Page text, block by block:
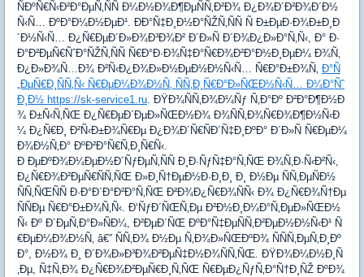
ÑÐºÑ€Ñ‹Ð²Ð°ÐµÑ‚ÑÑ Ð¼Ð½Ð¾Ð¶ÐµÑÑ‚Ð²Ð¾ Ð¿Ð¾Ð´Ð²Ð¾Ð´Ð½
Ñ‹Ñ… ÐºÐ°Ð¼Ð½ÐµÐ¹. ÐÐ°Ñ‡Ð¸Ð½Ð°ÑŽÑ‚ÑÑ Ñ Ð±ÐµÐ·Ð¾Ð±Ð¸Ð
´Ð½Ñ‹Ñ… Ð¿Ñ€ÐµÐ´Ð»Ð¾Ð³Ð¾Ð² Ð´Ð»Ñ Ð´Ð¾Ð¿Ð»Ð°Ñ‚Ñ‹, Ð° Ð·
Ð°Ð²ÐµÑ€ÑˆÐ°ÑŽÑ‚ÑÑ Ñ€Ð°Ð·Ð¾Ñ‡Ð°Ñ€Ð¾Ð²Ð°Ð½Ð¸ÐµÐ¼ Ð¾Ñ‚
Ð¿Ð»Ð¾Ñ…Ð¾ Ð²Ñ‹Ð¿Ð¾Ð»Ð½ÐµÐ½Ð½Ñ‹Ñ… Ñ€Ð°Ð±Ð¾Ñ‚ Ð°Ñ
„ÐµÑ€Ð¸ÑÑ‚Ñ‹ Ñ€ÐµÐ¼Ð¾Ð½Ñ‚ ÑÑ‚Ð¸Ñ€Ð°Ð»ÑŒÐ½Ñ‹Ñ… Ð¼Ð°Ñˆ
Ð¸Ð½ https://sk-service1.ru. ÐŸÐ¾ÑÑ‚Ð¾Ð¼Ñƒ Ñ‚Ð°Ðº Ð²Ð°Ð¶Ð½Ð
¾ Ð±Ñ‹Ñ‚ÑŒ Ð¿Ñ€ÐµÐ´ÐµÐ»ÑŒÐ½Ð¾ Ð¾ÑÑ‚Ð¾Ñ€Ð¾Ð¶Ð½Ñ‹Ð
¼ Ð¿Ñ€Ð¸ Ð²Ñ‹Ð±Ð¾Ñ€Ðµ Ð¿Ð¾Ð´Ñ€ÑÐ´Ñ‡Ð¸ÐºÐ° Ð´Ð»Ñ Ñ€ÐµÐ¼
Ð¾Ð½Ñ‚Ð° ÐºÐ²Ð°Ñ€Ñ‚Ð¸Ñ€Ñ‹.
Ð ÐµÐºÐ¾Ð¼ÐµÐ½Ð´ÑƒÐµÑ‚ÑÑ Ð¸Ð·ÑƒÑ‡Ð°Ñ‚ÑŒ Ð¾Ñ‚Ð·Ñ‹Ð²Ñ‹,
Ð¿Ñ€Ð¾Ð²ÐµÑ€ÑÑ‚ÑŒ Ð»Ð¸Ñ†ÐµÐ½Ð·Ð¸Ð¸ Ð¸ Ð½Ðµ ÑÑ‚ÐµÑÐ½
ÑÑ‚ÑŒÑÑ Ð·Ð°Ð´Ð°Ð²Ð°Ñ‚ÑŒ Ð²Ð¾Ð¿Ñ€Ð¾ÑÑ‹ Ð¾ Ð¿Ñ€Ð¾Ñ†Ðµ
ÑÑÐµ Ñ€Ð°Ð±Ð¾Ñ‚Ñ‹. Ð‘ÑƒÐ´ÑŒÑ‚Ðµ Ð²Ð½Ð¸Ð¼Ð°Ñ‚ÐµÐ»ÑŒÐ½
Ñ‹ Ðº Ð´ÐµÑ‚Ð°Ð»ÑÐ¼, Ð²ÐµÐ´ÑŒ ÐºÐ°Ñ‡ÐµÑÑ‚Ð²ÐµÐ½Ð½Ñ‹Ð¹ Ñ
€ÐµÐ¼Ð¾Ð½Ñ‚ â€” ÑÑ‚Ð¾ Ð½Ðµ Ñ‚Ð¾Ð»ÑŒÐºÐ¾ ÑÑÑ‚ÐµÑ‚Ð¸Ðº
Ð°, Ð½Ð¾ Ð¸ Ð´Ð¾Ð»Ð³Ð¾Ð²ÐµÑ‡Ð½Ð¾ÑÑ‚ÑŒ. ÐŸÐ¾Ð¼Ð½Ð¸Ñ
‚Ðµ, Ñ‡Ñ‚Ð¾ Ð¿Ñ€Ð¾Ð²ÐµÑ€Ð¸Ñ‚ÑŒ Ñ€ÐµÐ¿ÑƒÑ‚Ð°Ñ†Ð¸ÑŽ ÐºÐ¾